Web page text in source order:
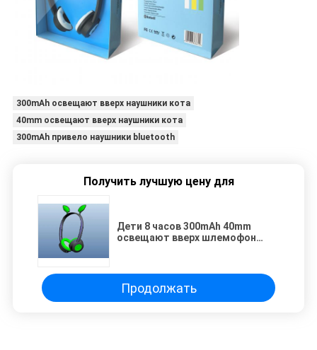
300mAh освещают вверх наушники кота
40mm освещают вверх наушники кота
300mAh привело наушники bluetooth
Получить лучшую цену для
Дети 8 часов 300mAh 40mm
освещают вверх шлемофон
Продолжать